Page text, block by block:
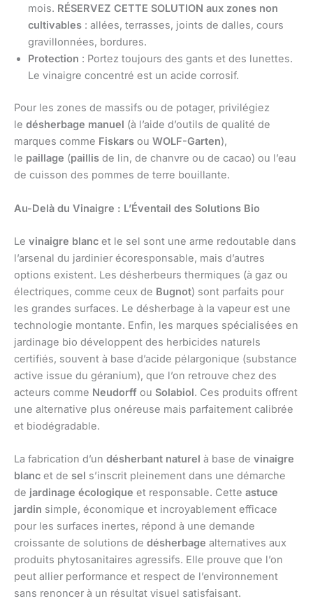
mois. RÉSERVEZ CETTE SOLUTION aux zones non
cultivables : allées, terrasses, joints de dalles, cours
gravillonnées, bordures.
Protection : Portez toujours des gants et des lunettes.
Le vinaigre concentré est un acide corrosif.
Pour les zones de massifs ou de potager, privilégiez
le désherbage manuel (à l’aide d’outils de qualité de
marques comme Fiskars ou WOLF-Garten),
le paillage (paillis de lin, de chanvre ou de cacao) ou l’eau
de cuisson des pommes de terre bouillante.
Au-Delà du Vinaigre : L’Éventail des Solutions Bio
Le vinaigre blanc et le sel sont une arme redoutable dans
l’arsenal du jardinier écoresponsable, mais d’autres
options existent. Les désherbeurs thermiques (à gaz ou
électriques, comme ceux de Bugnot) sont parfaits pour
les grandes surfaces. Le désherbage à la vapeur est une
technologie montante. Enfin, les marques spécialisées en
jardinage bio développent des herbicides naturels
certifiés, souvent à base d’acide pélargonique (substance
active issue du géranium), que l’on retrouve chez des
acteurs comme Neudorff ou Solabiol. Ces produits offrent
une alternative plus onéreuse mais parfaitement calibrée
et biodégradable.
La fabrication d’un désherbant naturel à base de vinaigre
blanc et de sel s’inscrit pleinement dans une démarche
de jardinage écologique et responsable. Cette astuce
jardin simple, économique et incroyablement efficace
pour les surfaces inertes, répond à une demande
croissante de solutions de désherbage alternatives aux
produits phytosanitaires agressifs. Elle prouve que l’on
peut allier performance et respect de l’environnement
sans renoncer à un résultat visuel satisfaisant.